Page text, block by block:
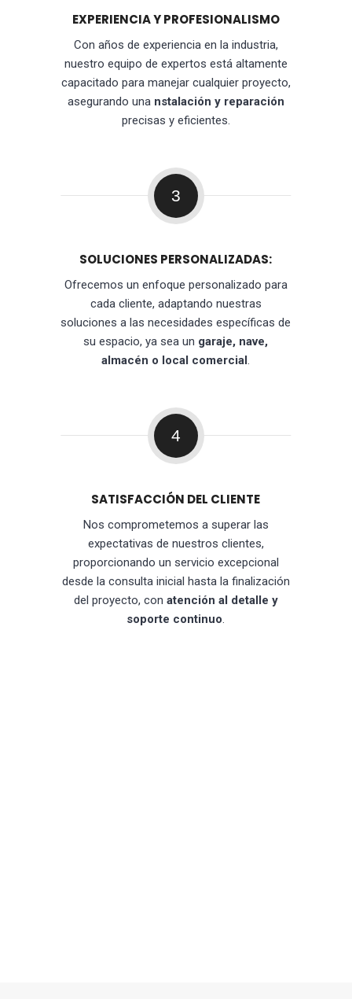
EXPERIENCIA Y PROFESIONALISMO
Con años de experiencia en la industria,
nuestro equipo de expertos está altamente
capacitado para manejar cualquier proyecto,
asegurando una nstalación y reparación
precisas y eficientes.
3
SOLUCIONES PERSONALIZADAS:
Ofrecemos un enfoque personalizado para
cada cliente, adaptando nuestras
soluciones a las necesidades específicas de
su espacio, ya sea un garaje, nave,
almacén o local comercial.
4
SATISFACCIÓN DEL CLIENTE
Nos comprometemos a superar las
expectativas de nuestros clientes,
proporcionando un servicio excepcional
desde la consulta inicial hasta la finalización
del proyecto, con atención al detalle y
soporte continuo.